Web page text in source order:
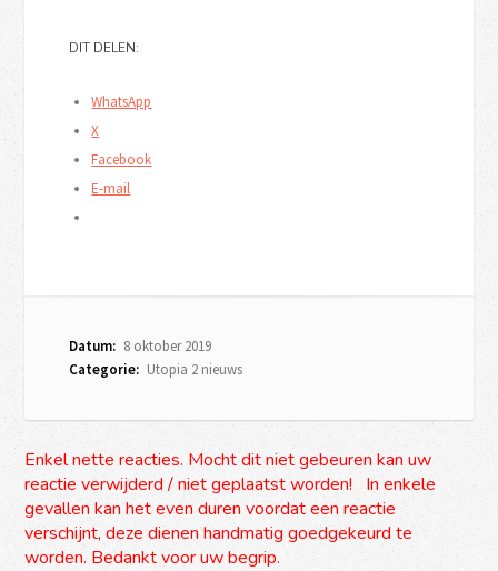
DIT DELEN:
WhatsApp
X
Facebook
E-mail
Datum: 8 oktober 2019
Categorie: Utopia 2 nieuws
Enkel nette reacties. Mocht dit niet gebeuren kan uw
reactie verwijderd / niet geplaatst worden! In enkele
gevallen kan het even duren voordat een reactie
verschijnt, deze dienen handmatig goedgekeurd te
worden. Bedankt voor uw begrip.